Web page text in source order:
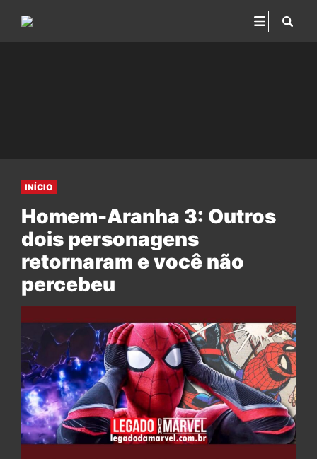
INÍCIO
Homem-Aranha 3: Outros
dois personagens
retornaram e você não
percebeu